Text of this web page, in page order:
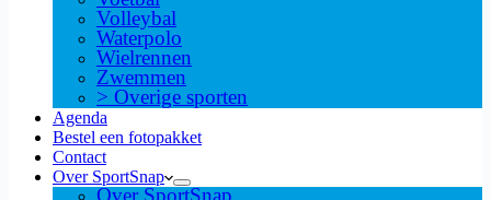
Volleybal
Waterpolo
Wielrennen
Zwemmen
> Overige sporten
Agenda
Bestel een fotopakket
Contact
Over SportSnap
Over SportSnap